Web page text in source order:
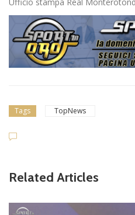
Ufficio stampa Real
Tags TopNews
Related Articles